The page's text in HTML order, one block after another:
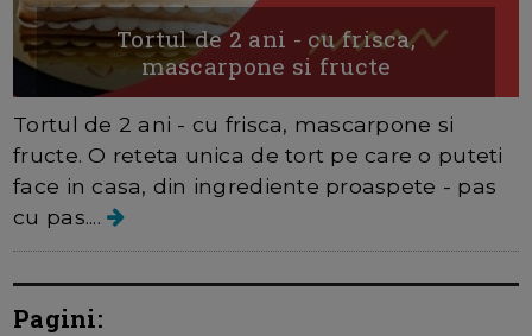
Tortul de 2 ani - cu frisca,
mascarpone si fructe
Tortul de 2 ani - cu frisca, mascarpone si
fructe. O reteta unica de tort pe care o puteti
face in casa, din ingrediente proaspete - pas
cu pas....
Pagini: